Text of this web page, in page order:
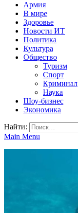
Армия
В мире
Здоровье
Новости ИТ
Политика
Культура
Общество
Туризм
Спорт
Криминал
Наука
Шоу-бизнес
Экономика
Найти:
Main Menu